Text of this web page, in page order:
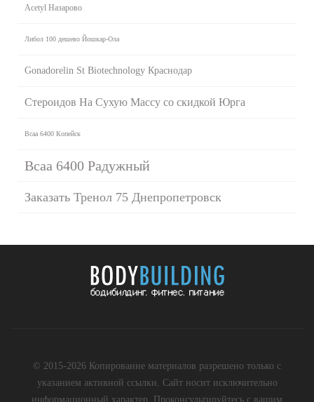
Acetyl Назарово
Либол 100 дешево Йошкар-Ола
Gonadorelin St Biotechnology Краснодар
Стероидов На Сухую Массу со скидкой Юрга
Bcaa 6400 Копейск
Bcaa 6400 Радужный
Заказать Тренол 75 Днепропетровск
© 2015-2026 Копирование материалов разрешено только с
указанием активной ссылки. Сайт носит исключительно
информационный характер. Проконсультируйтесь с вашим